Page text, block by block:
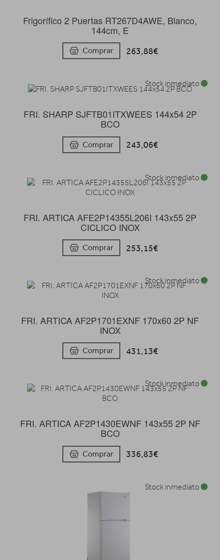
Frigorífico 2 Puertas RT267D4AWE, Blanco,
144cm, E
Comprar 263,88€
FRI. SHARP SJFTB01ITXWEES 144x54 2P
BCO
Comprar 243,06€
Stock inmediato
FRI. ARTICA AFE2P14355L206I 143x55 2P
CICLICO INOX
Comprar 253,15€
Stock inmediato
FRI. ARTICA AF2P1701EXNF 170x60 2P NF
INOX
Comprar 431,13€
Stock inmediato
FRI. ARTICA AF2P1430EWNF 143x55 2P NF
BCO
Comprar 336,83€
Stock inmediato
Stock inmediato